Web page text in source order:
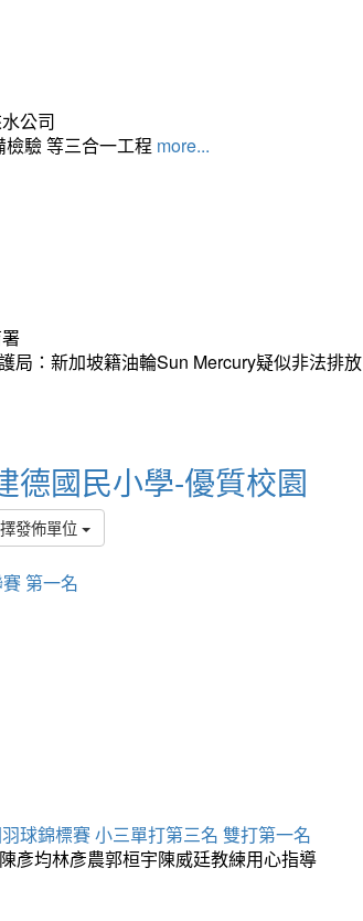
公司
驗 等三合一工程 more...
局：新加坡籍油輪Sun Mercury疑似非法排放
德國民小學-優質校園
發佈單位
第一名
球錦標賽 小三單打第三名 雙打第一名
彥均林彥農郭桓宇陳威廷教練用心指導